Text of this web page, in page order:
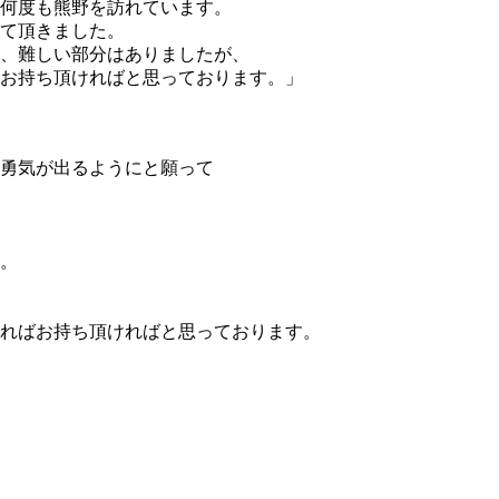
度も熊野を訪れています。
頂きました。
難しい部分はありましたが、
持ち頂ければと思っております。」
気が出るようにと願って
ばお持ち頂ければと思っております。